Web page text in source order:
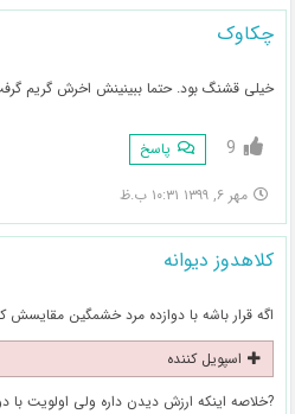
چکاوک
خیلی قشنگ بود. حتما ببینینش اخرش گریم
9 پاسخ
مهر ۶, ۱۳۹۹ ۱۰:۳۱ ب.ظ
کلاهدوز دیوانه
اگه قرار باشه با دوازده مرد خشمگین مقایسش
اسپویل کننده
?خلاصه اینکه ارزش دیدن داره ولی اولویت با